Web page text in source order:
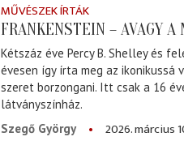
MŰVÉSZEK ÍRTÁK
FRANKENSTEIN – AVAGY
Kétszáz éve Percy B. Shelley és
évesen így írta meg az ikonikussá
szeret borzongani. Itt csak a 16
látványszínház.
Szegő György
2026. március